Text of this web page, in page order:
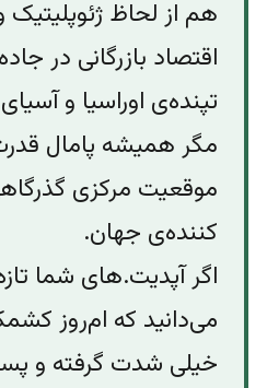
هم از لحاظ
اقتصاد بازرگانی در
تپنده‌ی اوراسیا و
مگر همیشه پامال
موقعیت مرکزی
کننده‌ی جهان.
اگر آپدیت.های شما
می‌دانید که ام‌روز
خیلی شدت گرفته و